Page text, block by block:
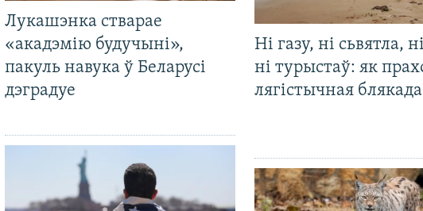
Лукашэнка стварае
«акадэмію будучыні»,
пакуль навука ў Беларусі
дэградуе
Ні газу, ні сьвятла,
ні турыстаў: як
лягістычная